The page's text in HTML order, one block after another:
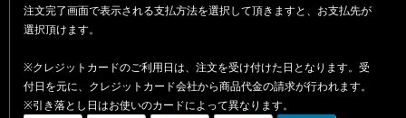
注文完了画面で表示される支払方法を選択して頂きますと、お支払先が
選択頂けます。
※クレジットカードのご利用日は、注文を受け付けた日となります。受
付日を元に、クレジットカード会社から商品代金の請求が行われます。
※引き落とし日はお使いのカードによって異なります。